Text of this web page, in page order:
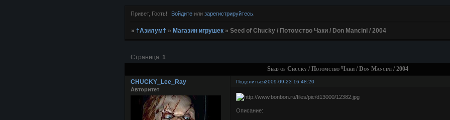
Привет, Гость! Войдите или зарегистрируйтесь
» †Азилум† » Магазин игрушек » Seed of Chucky / Потомство Чаки / Don Mancini / 2004
Seed of Chucky / Потомство Чаки / Don Mancini / 2004
Страница: 1
Поделиться2009-09-23 16:48:20
CHUCKY_Lee_Ray
Авторитет
Описание: